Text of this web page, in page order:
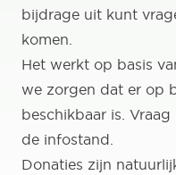
bijdrage uit kunt
komen.
Het werkt op basis
we zorgen dat er op
beschikbaar is.
de infostand.
Donaties zijn